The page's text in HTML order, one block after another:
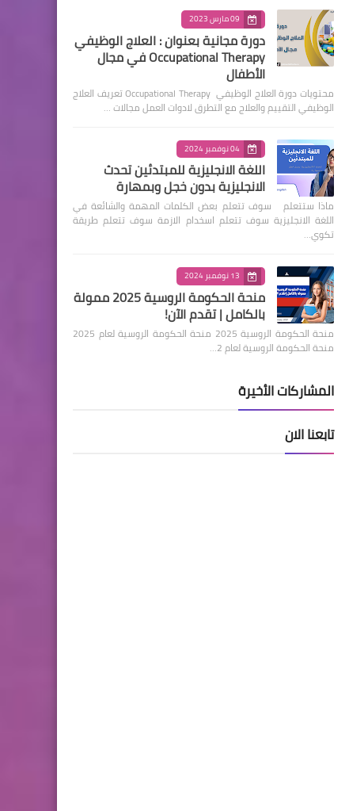
09 مارس 2023
دورة مجانية بعنوان : العلاج الوظيفي
Occupational Therapy في مجال
الأطفال
محتويات دورة العلاج الوظيفي Occupational Therapy تعريف العلاج
الوظيفي التقييم والعلاج مع التطرق لادوات العمل مجالات …
04 نوفمبر 2024
اللغة الانجليزية للمبتدئين تحدث
الانجليزية بدون خجل وبمهارة
ماذا ستتعلم سوف تتعلم بعض الكلمات المهمة والشائعة في
اللغة الانجليزية سوف تتعلم اسخدام الازمة سوف تتعلم طريقة
تكوي…
13 نوفمبر 2024
منحة الحكومة الروسية 2025 ممولة
بالكامل | تقدم الآن!
منحة الحكومة الروسية 2025 منحة الحكومة الروسية لعام 2025
منحة الحكومة الروسية لعام 2…
المشاركات الأخيرة
تابعنا الان